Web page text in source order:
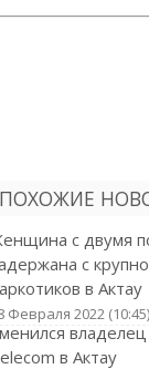
ПОХОЖИЕ
с двумя
с
в Актау
Февраля 2022 (10:45)
в Актау